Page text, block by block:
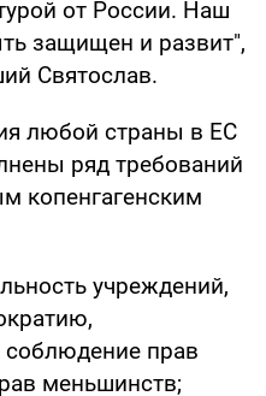
от России. Наш
защищен и развит",
Святослав.
любой страны в ЕС
ряд требований
копенгагенским
учреждений,
соблюдение прав
меньшинств;